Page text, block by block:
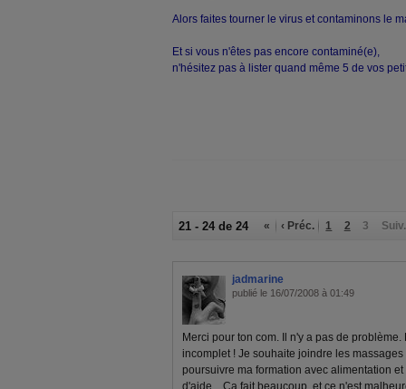
A lors faites tourner le virus et contaminons le
Et si vous n'êtes pas encore contaminé(e),
n'hésitez pas à lister quand même 5 de vos
21 - 24 de 24 « ‹ Préc. 1 2 3 Suiv.
jadmarine
publié le 16/07/2008 à 01:49
Merci pour ton com. Il n'y a pas de
incomplet ! Je souhaite joindre les
poursuivre ma formation avec alimentation
d'aide... Ca fait beaucoup, et ce n'est